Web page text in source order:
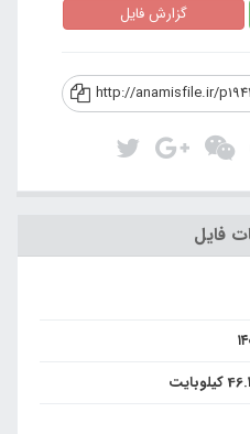
گزارش فایل
http://anamisfile.ir/
فایل